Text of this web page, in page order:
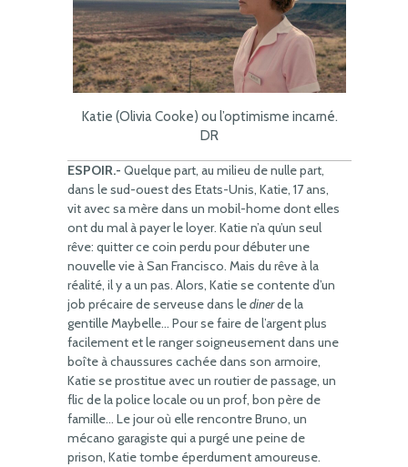
Katie (Olivia Cooke) ou l’optimisme incarné.
DR
ESPOIR.- Quelque part, au milieu de nulle part,
dans le sud-ouest des Etats-Unis, Katie, 17 ans,
vit avec sa mère dans un mobil-home dont elles
ont du mal à payer le loyer. Katie n’a qu’un seul
rêve: quitter ce coin perdu pour débuter une
nouvelle vie à San Francisco. Mais du rêve à la
réalité, il y a un pas. Alors, Katie se contente d’un
job précaire de serveuse dans ledinerde la
gentille Maybelle… Pour se faire de l’argent plus
facilement et le ranger soigneusement dans une
boîte à chaussures cachée dans son armoire,
Katie se prostitue avec un routier de passage, un
flic de la police locale ou un prof, bon père de
famille… Le jour où elle rencontre Bruno, un
mécano garagiste qui a purgé une peine de
prison, Katie tombe éperdument amoureuse.